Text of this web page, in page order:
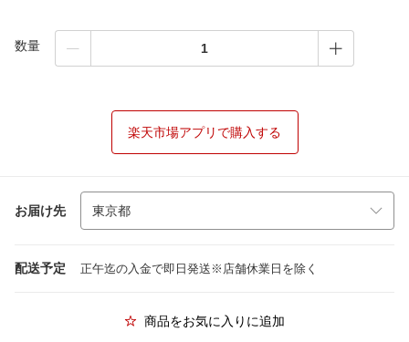
数量
楽天市場アプリで購入する
お届け先
配送予定 正午迄の入金で即日発送※店舗休業日を除く
商品をお気に入りに追加